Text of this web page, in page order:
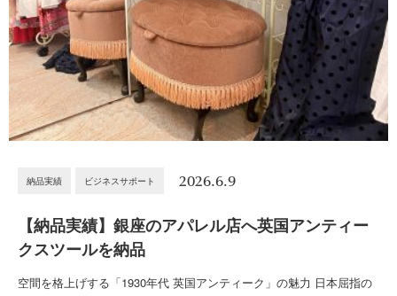
納品実績 ビジネスサポート 2026.6.9
【納品実績】銀座のアパレル店へ英国アンティー
クスツールを納品
空間を格上げする「1930年代 英国アンティーク」の魅力 日本屈指の